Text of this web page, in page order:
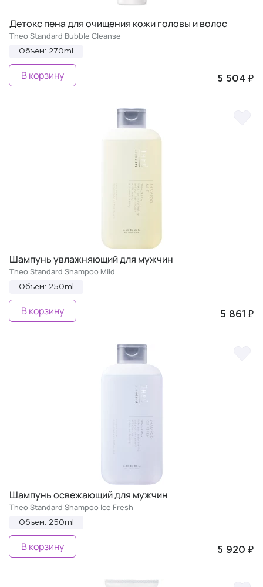
Детокс пена для очищения кожи головы и волос
Theo Standard Bubble Cleanse
Объем: 270ml
5 504 ₽
В корзину
Шампунь увлажняющий для мужчин
Theo Standard Shampoo Mild
Объем: 250ml
5 861 ₽
В корзину
Шампунь освежающий для мужчин
Theo Standard Shampoo Ice Fresh
Объем: 250ml
5 920 ₽
В корзину